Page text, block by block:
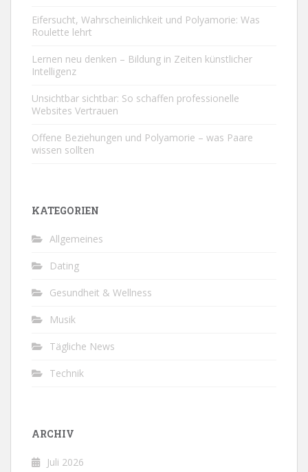
Eifersucht, Wahrscheinlichkeit und Polyamorie: Was
Roulette lehrt
Lernen neu denken – Bildung in Zeiten künstlicher
Intelligenz
Unsichtbar sichtbar: So schaffen professionelle
Websites Vertrauen
Offene Beziehungen und Polyamorie – was Paare
wissen sollten
KATEGORIEN
Allgemeines
Dating
Gesundheit & Wellness
Musik
Tägliche News
Technik
ARCHIV
Juli 2026